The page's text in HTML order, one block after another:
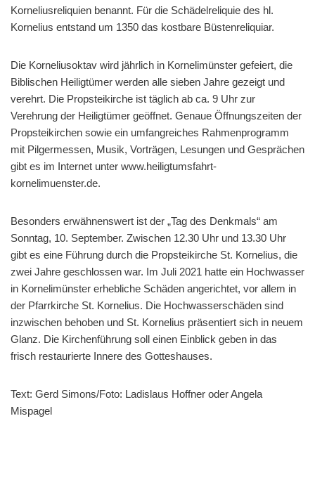
Korneliusreliquien benannt. Für die Schädelreliquie des hl.
Kornelius entstand um 1350 das kostbare Büstenreliquiar.
Die Korneliusoktav wird jährlich in Kornelimünster gefeiert, die
Biblischen Heiligtümer werden alle sieben Jahre gezeigt und
verehrt. Die Propsteikirche ist täglich ab ca. 9 Uhr zur
Verehrung der Heiligtümer geöffnet. Genaue Öffnungszeiten der
Propsteikirchen sowie ein umfangreiches Rahmenprogramm
mit Pilgermessen, Musik, Vorträgen, Lesungen und Gesprächen
gibt es im Internet unter www.heiligtumsfahrt-
kornelimuenster.de.
Besonders erwähnenswert ist der „Tag des Denkmals“ am
Sonntag, 10. September. Zwischen 12.30 Uhr und 13.30 Uhr
gibt es eine Führung durch die Propsteikirche St. Kornelius, die
zwei Jahre geschlossen war. Im Juli 2021 hatte ein Hochwasser
in Kornelimünster erhebliche Schäden angerichtet, vor allem in
der Pfarrkirche St. Kornelius. Die Hochwasserschäden sind
inzwischen behoben und St. Kornelius präsentiert sich in neuem
Glanz. Die Kirchenführung soll einen Einblick geben in das
frisch restaurierte Innere des Gotteshauses.
Text: Gerd Simons/Foto: Ladislaus Hoffner oder Angela
Mispagel